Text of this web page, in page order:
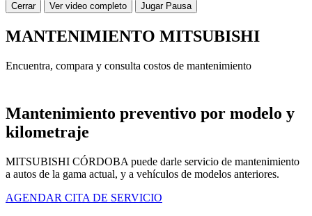
Cerrar
Ver video completo Jugar Pausa
MANTENIMIENTO MITSUBISHI
Encuentra, compara y consulta costos de mantenimiento
Mantenimiento preventivo por modelo y
kilometraje
MITSUBISHI CÓRDOBA puede darle servicio de mantenimiento
a autos de la gama actual, y a vehículos de modelos anteriores.
AGENDAR CITA DE SERVICIO